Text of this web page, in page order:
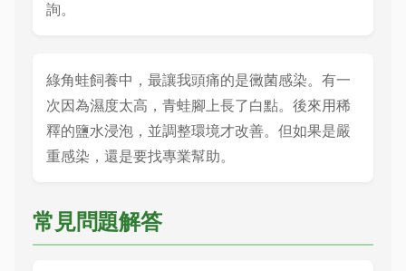
詢。
綠角蛙飼養中，最讓我頭痛的是黴菌感染。有一
次因為濕度太高，青蛙腳上長了白點。後來用稀
釋的鹽水浸泡，並調整環境才改善。但如果是嚴
重感染，還是要找專業幫助。
常見問題解答